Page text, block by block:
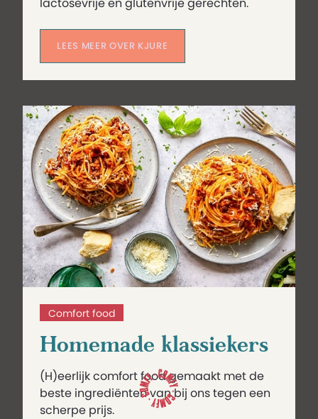
LEES MEER OVER KJURE
Comfort food
Homemade klassiekers
(H)eerlijk comfort food gemaakt met de
beste ingrediënten van bij ons tegen een
scherpe prijs.